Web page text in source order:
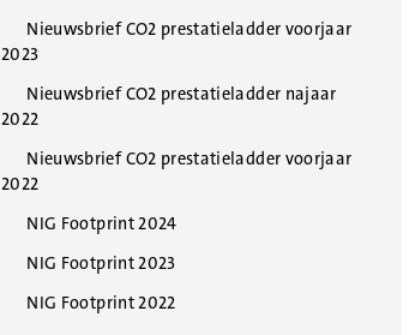
Nieuwsbrief CO2 prestatieladder voorjaar
2023
Nieuwsbrief CO2 prestatieladder najaar
2022
Nieuwsbrief CO2 prestatieladder voorjaar
2022
NIG Footprint 2024
NIG Footprint 2023
NIG Footprint 2022